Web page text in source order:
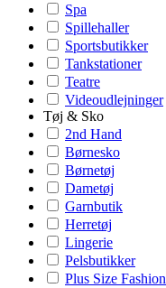
Spa
Spillehaller
Sportsbutikker
Tankstationer
Teatre
Videoudlejninger
Tøj & Sko
2nd Hand
Børnesko
Børnetøj
Dametøj
Garnbutik
Herretøj
Lingerie
Pelsbutikker
Plus Size Fashion